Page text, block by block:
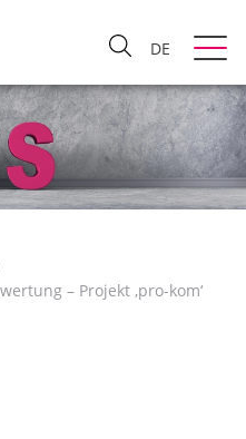
DE
– Projekt ‚pro-kom‘